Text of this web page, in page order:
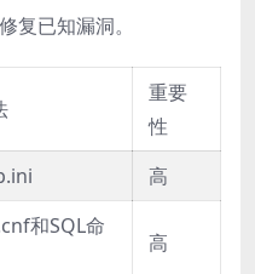
复已知漏洞。
重要
性
高
和SQL命
高